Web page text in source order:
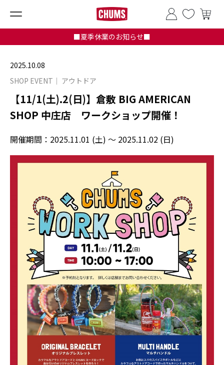
■夏季休業のお知らせ■
2025.10.08
SHOP EVENT
アウトドア
【11/1(土).2(日)】倉敷 BIG AMERICAN
SHOP 中庄店 ワークショップ開催！
開催期間： 2025.11.01 (土) ～ 2025.11.02 (日)